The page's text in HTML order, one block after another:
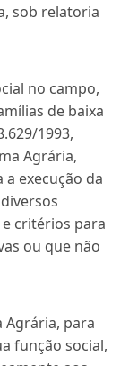
sob relatoria
no campo,
de baixa
1993,
Agrária,
execução da
critérios para
ou que não
Agrária, para
função social,